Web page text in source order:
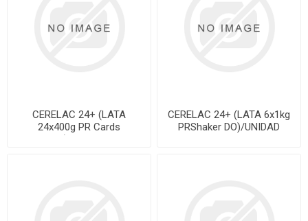
CERELAC 24+ (LATA
24x400g PR Cards
DO)/UNIDAD
CERELAC 24+ (LATA 6x1kg
PRShaker DO)/UNIDAD